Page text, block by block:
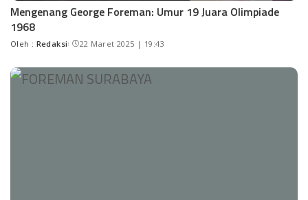
Mengenang George Foreman: Umur 19 Juara Olimpiade
1968
Oleh : Redaksi 22 Maret 2025 | 19:43